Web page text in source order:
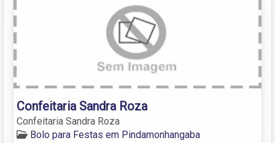
Confeitaria Sandra Roza
Confeitaria Sandra Roza
Bolo para Festas em Pindamonhangaba